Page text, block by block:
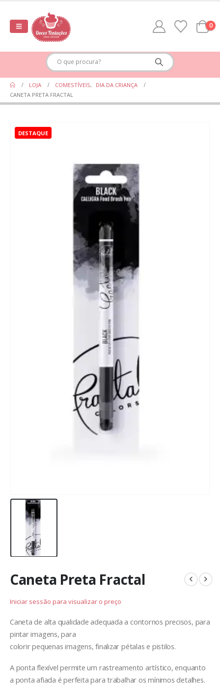
0
LOJA COMESTÍVEIS,
DIA DA CRIANÇA
CANETA PRETA FRACTAL
DESTAQUE
Caneta Preta Fractal
Iniciar sessão para visualizar o preço
Caneta de alta qualidade adequada a contornos precisos, para
pintar imagens, para
colorir pequenas imagens, finalizar pétalas e pistilos.
A ponta flexível permite um rastreamento artístico, enquanto
a ponta afiada é perfeita para trabalhar os mínimos detalhes.